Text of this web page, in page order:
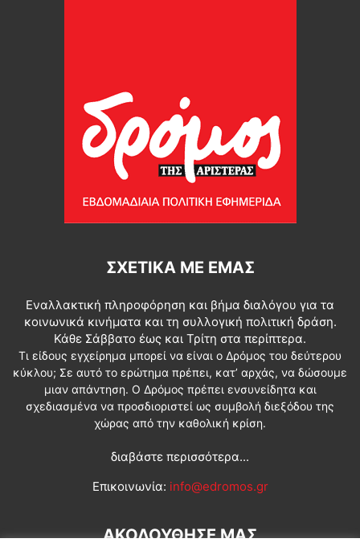
ΣΧΕΤΙΚΆ ΜΕ ΕΜΆΣ
Εναλλακτική πληροφόρηση και βήμα διαλόγου για τα
κοινωνικά κινήματα και τη συλλογική πολιτική δράση.
Κάθε Σάββατο έως και Τρίτη στα περίπτερα.
Τι είδους εγχείρημα μπορεί να είναι ο Δρόμος του δεύτερου
κύκλου; Σε αυτό το ερώτημα πρέπει, κατ’ αρχάς, να δώσουμε
μιαν απάντηση. Ο Δρόμος πρέπει ενσυνείδητα και
σχεδιασμένα να προσδιοριστεί ως συμβολή διεξόδου της
χώρας από την καθολική κρίση.
διαβάστε περισσότερα...
Επικοινωνία: info@edromos.gr
ΑΚΟΛΟΥΘΗΣΕ ΜΑΣ